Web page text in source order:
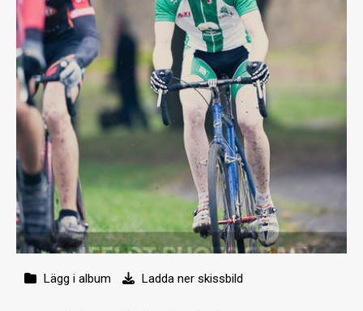
Lägg i album Ladda ner skissbild